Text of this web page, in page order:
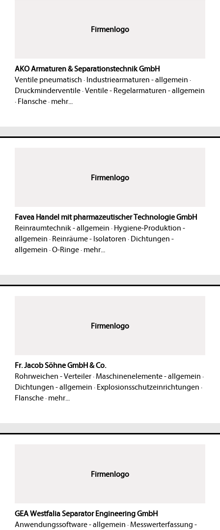
Firmenlogo
AKO Armaturen & Separationstechnik GmbH
Ventile pneumatisch · Industriearmaturen - allgemein ·
Druckminderventile·Ventile - Regelarmaturen - allgemein
· Flansche· mehr...
Firmenlogo
Favea Handel mit pharmazeutischer Technologie GmbH
Reinraumtechnik - allgemein · Hygiene-Produktion -
allgemein · Reinräume - Isolatoren · Dichtungen -
allgemein ·O-Ringe· mehr...
Firmenlogo
Fr. Jacob Söhne GmbH & Co.
Rohrweichen - Verteiler· Maschinenelemente - allgemein ·
Dichtungen - allgemein · Explosionsschutzeinrichtungen ·
Flansche· mehr...
Firmenlogo
GEA Westfalia Separator Engineering GmbH
Anwendungssoftware - allgemein · Messwerterfassung -